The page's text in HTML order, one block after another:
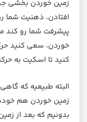
زمین خوردن بخشی
افتادن، ذهنیت شما
پیشرفت شما رو کند
خوردن، سعی کنید
کنید تا اسکیت به
البته طبیعیه که
زمین خوردن هم خودش
بدونیم که بعد از